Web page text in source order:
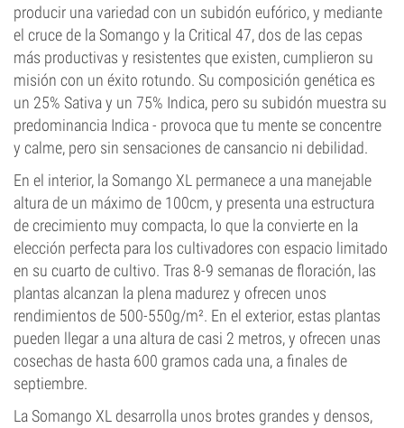
producir una variedad con un subidón eufórico, y mediante
el cruce de la Somango y la Critical 47, dos de las cepas
más productivas y resistentes que existen, cumplieron su
misión con un éxito rotundo. Su composición genética es
un 25% Sativa y un 75% Indica, pero su subidón muestra su
predominancia Indica - provoca que tu mente se concentre
y calme, pero sin sensaciones de cansancio ni debilidad.
En el interior, la Somango XL permanece a una manejable
altura de un máximo de 100cm, y presenta una estructura
de crecimiento muy compacta, lo que la convierte en la
elección perfecta para los cultivadores con espacio limitado
en su cuarto de cultivo. Tras 8-9 semanas de floración, las
plantas alcanzan la plena madurez y ofrecen unos
rendimientos de 500-550g/m². En el exterior, estas plantas
pueden llegar a una altura de casi 2 metros, y ofrecen unas
cosechas de hasta 600 gramos cada una, a finales de
septiembre.
La Somango XL desarrolla unos brotes grandes y densos,